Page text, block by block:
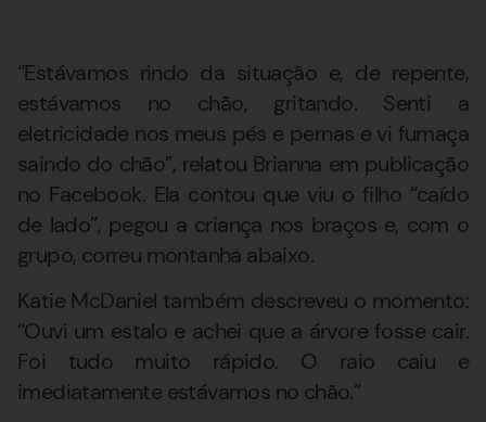
“Estávamos rindo da situação e, de repente,
estávamos no chão, gritando. Senti a
eletricidade nos meus pés e pernas e vi fumaça
saindo do chão”, relatou Brianna em publicação
no Facebook. Ela contou que viu o filho “caído
de lado”, pegou a criança nos braços e, com o
grupo, correu montanha abaixo.
Katie McDaniel também descreveu o momento:
“Ouvi um estalo e achei que a árvore fosse cair.
Foi tudo muito rápido. O raio caiu e
imediatamente estávamos no chão.”